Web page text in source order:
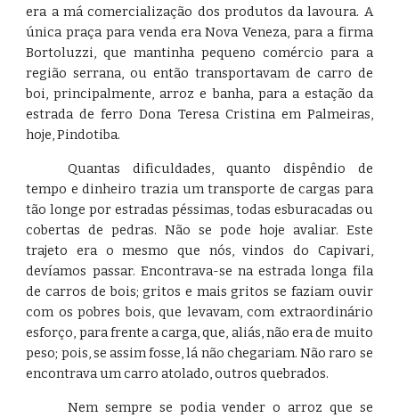
era a má comercialização dos produtos da lavoura. A
única praça para venda era Nova Veneza, para a firma
Bortoluzzi, que mantinha pequeno comércio para a
região serrana, ou então transportavam de carro de
boi, principalmente, arroz e banha, para a estação da
estrada de ferro Dona Teresa Cristina em Palmeiras,
hoje, Pindotiba.
Quantas dificuldades, quanto dispêndio de
tempo e dinheiro trazia um transporte de cargas para
tão longe por estradas péssimas, todas esburacadas ou
cobertas de pedras. Não se pode hoje avaliar. Este
trajeto era o mesmo que nós, vindos do Capivari,
devíamos passar. Encontrava-se na estrada longa fila
de carros de bois; gritos e mais gritos se faziam ouvir
com os pobres bois, que levavam, com extraordinário
esforço, para frente a carga, que, aliás, não era de muito
peso; pois, se assim fosse, lá não chegariam. Não raro se
encontrava um carro atolado, outros quebrados.
Nem sempre se podia vender o arroz que se